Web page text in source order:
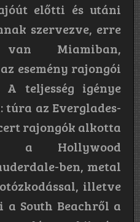
előtti és utáni
szervezve, erre
Miamiban,
esemény rajongói
teljesség igénye
az Everglades-
rajongók alkotta
a Hollywood
ben, metal
illetve
a South Beachről a